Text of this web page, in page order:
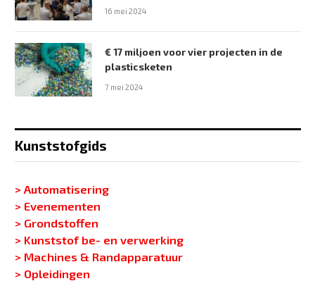
16 mei 2024
€ 17 miljoen voor vier projecten in de
plasticsketen
7 mei 2024
Kunststofgids
> Automatisering
> Evenementen
> Grondstoffen
> Kunststof be- en verwerking
> Machines & Randapparatuur
> Opleidingen